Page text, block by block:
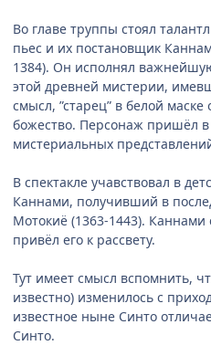
Во главе труппы стоял
пьес и их постановщик
1384). Он исполнял важнейшую
этой древней мистерии,
смысл, ”старец” в белой
божество. Персонаж пришёл
мистериальных
В спектакле учавствовал в
Каннами, получивший в
Мотокиё (1363-1443). Каннами
привёл его к рассвету.
Тут имеет смысл вспомнить,
известно) изменилось с
известное ныне Синто
Синто.